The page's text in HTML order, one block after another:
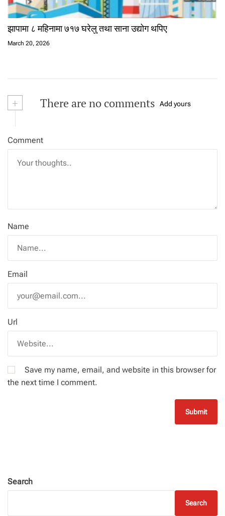
झापामा ८ महिनामा ७१७ घरेलु तथा साना उद्योग थपिए
March 20, 2026
+ There are no comments Add yours
Comment
Name
Email
Url
Save my name, email, and website in this browser for
the next time I comment.
Search
Search